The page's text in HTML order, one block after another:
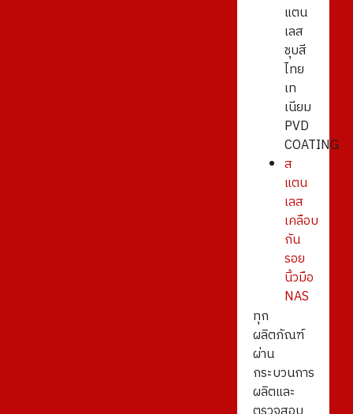
แตน
เลส
ชุบสี
ไทย
เท
เนียม
PVD
COATING
ส
แตน
เลส
เคลือบ
กัน
รอย
นิ้วมือ
NAS
ทุก
ผลิตภัณฑ์
ผ่าน
กระบวนการ
ผลิตและ